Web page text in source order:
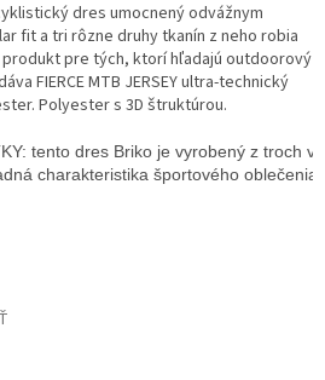
cyklistický dres umocnený odvážnym
fit a tri rôzne druhy tkanín z neho robia
pre tých, ktorí hľadajú outdoorový
FIERCE MTB JERSEY ultra-technický
Polyester s 3D štruktúrou.
tento dres Briko je vyrobený z troch